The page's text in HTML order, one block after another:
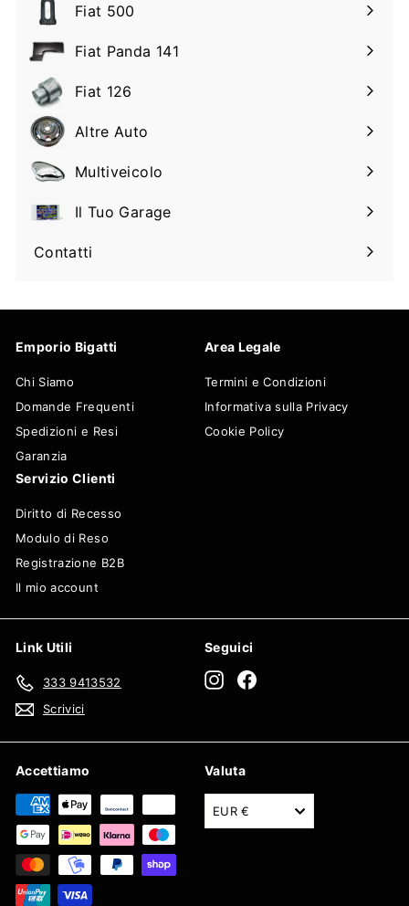
Fiat 500
Espandi
il
sottomenu
Fiat Panda 141
Espandi
il
sottomenu
Fiat 126
Espandi
il
sottomenu
Altre Auto
Espandi
il
sottomenu
Multiveicolo
Espandi
il
sottomenu
Il Tuo Garage
Espandi
il
Contatti
Emporio Bigatti
Chi Siamo
Domande Frequenti
Spedizioni e Resi
Garanzia
Area Legale
Termini e Condizioni
Informativa sulla Privacy
Cookie Policy
Servizio Clienti
Diritto di Recesso
Modulo di Reso
Registrazione B2B
Il mio account
Link Utili
333 9413532
Scrivici
Seguici
Instagram
Accettiamo Valuta
EUR €